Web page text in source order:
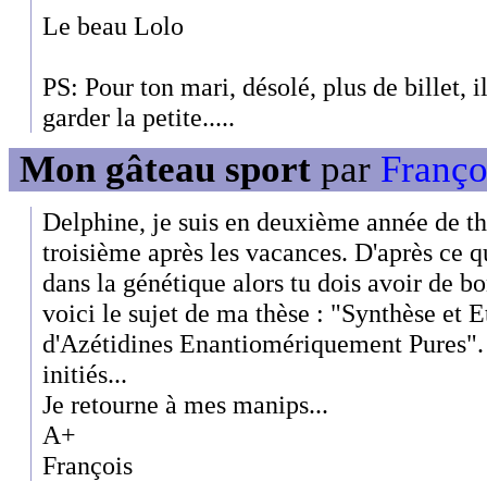
Le beau Lolo
PS: Pour ton mari, désolé, plus de billet,
garder la petite.....
Mon gâteau sport par
Delphine, je suis en deuxième année de
troisième après les vacances. D'après ce
dans la génétique alors tu dois avoir de
voici le sujet de ma thèse : "Synthèse et
d'Azétidines Enantiomériquement
initiés...
Je retourne à mes manips...
A+
François